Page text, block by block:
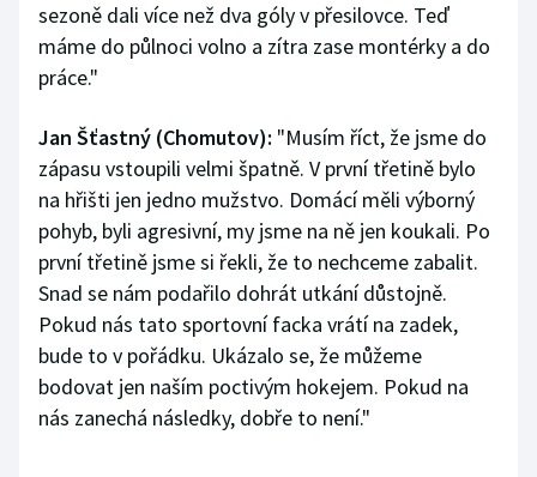
sezoně dali více než dva góly v přesilovce. Teď
máme do půlnoci volno a zítra zase montérky a do
práce."
Jan Šťastný (Chomutov): "Musím říct, že jsme do
zápasu vstoupili velmi špatně. V první třetině bylo
na hřišti jen jedno mužstvo. Domácí měli výborný
pohyb, byli agresivní, my jsme na ně jen koukali. Po
první třetině jsme si řekli, že to nechceme zabalit.
Snad se nám podařilo dohrát utkání důstojně.
Pokud nás tato sportovní facka vrátí na zadek,
bude to v pořádku. Ukázalo se, že můžeme
bodovat jen naším poctivým hokejem. Pokud na
nás zanechá následky, dobře to není."